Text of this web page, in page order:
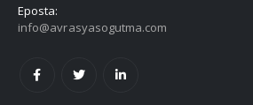
Eposta:
info@avrasyasogutma.com